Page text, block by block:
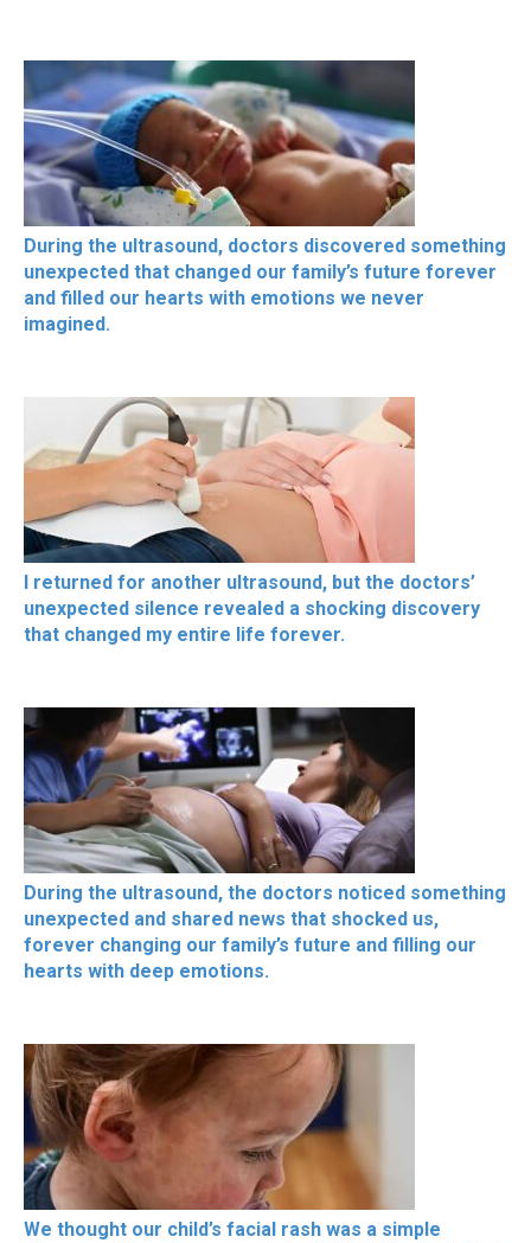
During the ultrasound, doctors discovered something
unexpected that changed our family’s future forever
and filled our hearts with emotions we never
imagined.
I returned for another ultrasound, but the doctors’
unexpected silence revealed a shocking discovery
that changed my entire life forever.
During the ultrasound, the doctors noticed something
unexpected and shared news that shocked us,
forever changing our family’s future and filling our
hearts with deep emotions.
We thought our child’s facial rash was a simple